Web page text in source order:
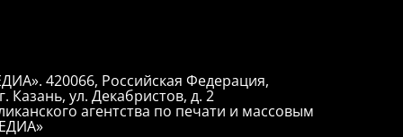
420066, Российская Федерация,
Казань, ул. Декабристов, д. 2
агентства по печати и массовым